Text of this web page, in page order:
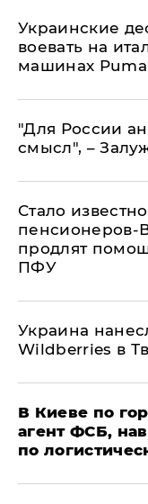
Украинские
воевать на
машинах Puma
"Для России
смысл", –
Стало
пенсионеров-
продлят
ПФУ
Украина
Wildberries в
В Киеве по
агент ФСБ,
по